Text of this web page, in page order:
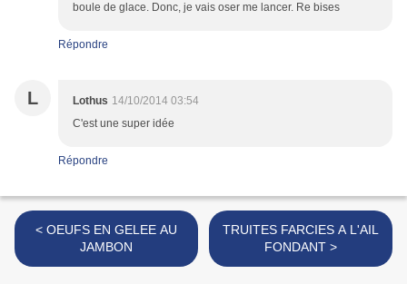
boule de glace. Donc, je vais oser me lancer. Re bises
Répondre
L Lothus 14/10/2014 03:54
C'est une super idée
Répondre
< OEUFS EN GELEE AU
JAMBON
TRUITES FARCIES A L'AIL
FONDANT >